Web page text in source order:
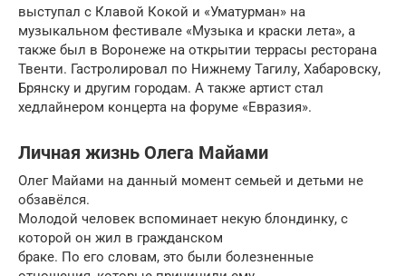
выступал с Клавой Кокой и «Уматурман» на
музыкальном фестивале «Музыка и краски лета», а
также был в Воронеже на открытии террасы ресторана
Твенти. Гастролировал по Нижнему Тагилу, Хабаровску,
Брянску и другим городам. А также артист стал
хедлайнером концерта на форуме «Евразия».
Личная жизнь Олега Майами
Олег Майами на данный момент семьей и детьми не
обзавёлся.
Молодой человек вспоминает некую блондинку, с
которой он жил в гражданском
браке. По его словам, это были болезненные